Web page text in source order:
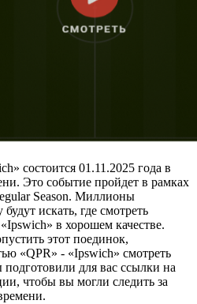
состоится 01.11.2025 года в
Это событие пройдет в рамках
Season. Миллионы
искать, где смотреть
в хорошем качестве.
этот поединок,
«QPR» - «Ipswich» смотреть
для вас ссылки на
чтобы вы могли следить за